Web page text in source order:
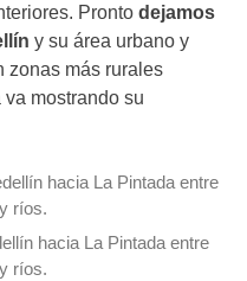
Pronto dejamos
y su área urbano y
zonas más rurales
mostrando su
hacia La Pintada entre
ríos.